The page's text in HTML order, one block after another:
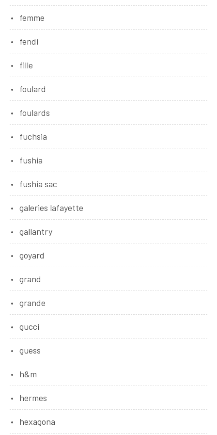
femme
fendi
fille
foulard
foulards
fuchsia
fushia
fushia sac
galeries lafayette
gallantry
goyard
grand
grande
gucci
guess
h&m
hermes
hexagona